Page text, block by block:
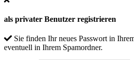
als privater Benutzer registrieren
Sie finden Ihr neues Passwort in
eventuell in Ihrem Spamordner.